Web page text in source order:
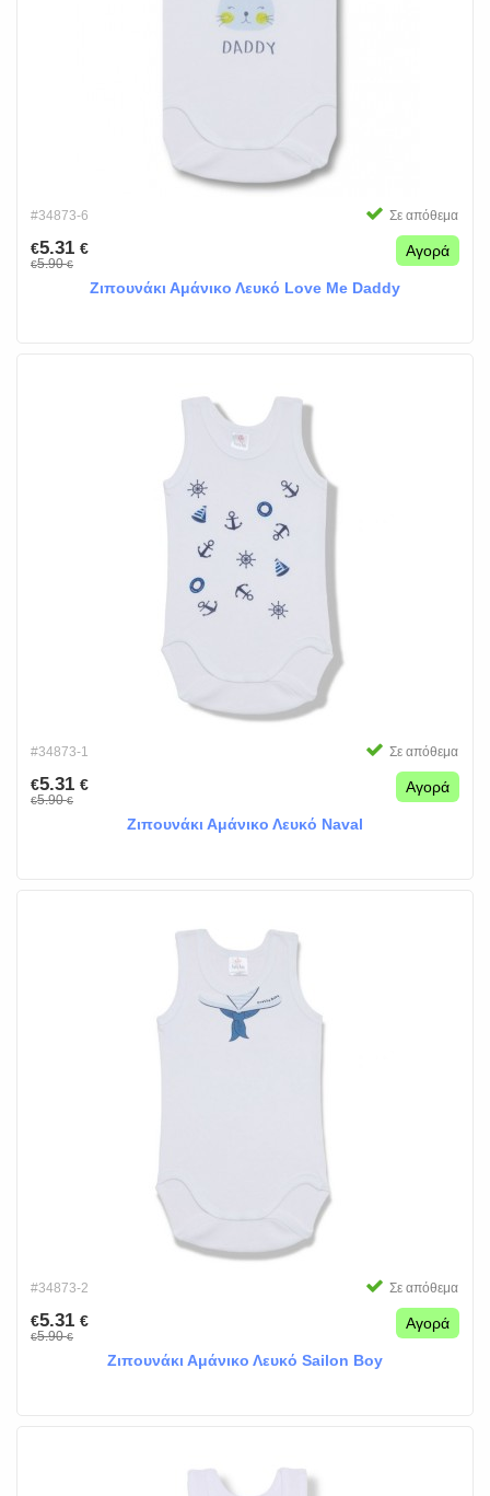
#34873-6 Σε απόθεμα
€5.31 €
€5.90€
Αγορά
Ζιπουνάκι Αμάνικο Λευκό Love Me Daddy
#34873-1 Σε απόθεμα
€5.31 €
€5.90€
Αγορά
Ζιπουνάκι Αμάνικο Λευκό Naval
#34873-2 Σε απόθεμα
€5.31 €
€5.90€
Αγορά
Ζιπουνάκι Αμάνικο Λευκό Sailon Boy